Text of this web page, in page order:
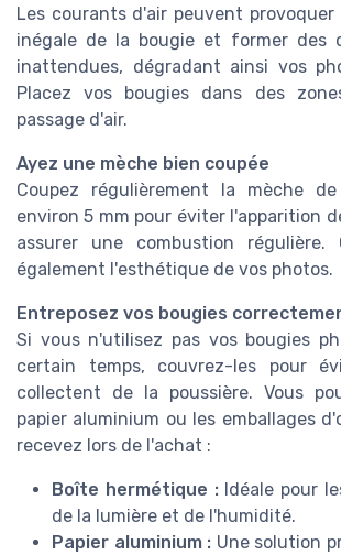
Les courants d'air peuvent provoquer
inégale de la bougie et former des
inattendues, dégradant ainsi vos
Placez vos bougies dans des
passage d'air.
Ayez une mèche bien coupée
Coupez régulièrement la mèche
environ 5 mm pour éviter l'apparition
assurer une combustion régulière.
également l'esthétique de vos photos.
Entreposez vos bougies
Si vous n'utilisez pas vos bougies
certain temps, couvrez-les pour
collectent de la poussière. Vous
papier aluminium ou les emballages
recevez lors de l'achat :
Boîte hermétique :Idéale pour
de la lumière et de l'humidité.
Papier aluminium : Une solution